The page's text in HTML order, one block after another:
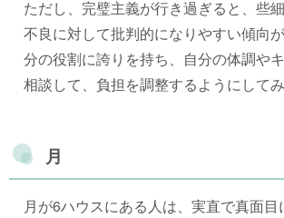
ただし、完璧主義が行き過ぎると、些
不良に対して批判的になりやすい傾向
分の役割に誇りを持ち、自分の体調や
相談して、負担を調整するようにしてみ
月
月が6ハウスにある人は、実直で真面